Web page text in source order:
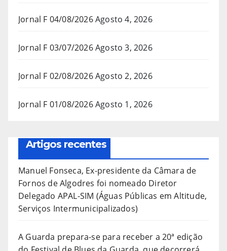
Jornal F 04/08/2026Agosto 4, 2026
Jornal F 03/07/2026Agosto 3, 2026
Jornal F 02/08/2026Agosto 2, 2026
Jornal F 01/08/2026Agosto 1, 2026
Artigos recentes
Manuel Fonseca, Ex-presidente da Câmara de
Fornos de Algodres foi nomeado Diretor
Delegado APAL-SIM (Águas Públicas em Altitude,
Serviços Intermunicipalizados)
A Guarda prepara-se para receber a 20ª edição